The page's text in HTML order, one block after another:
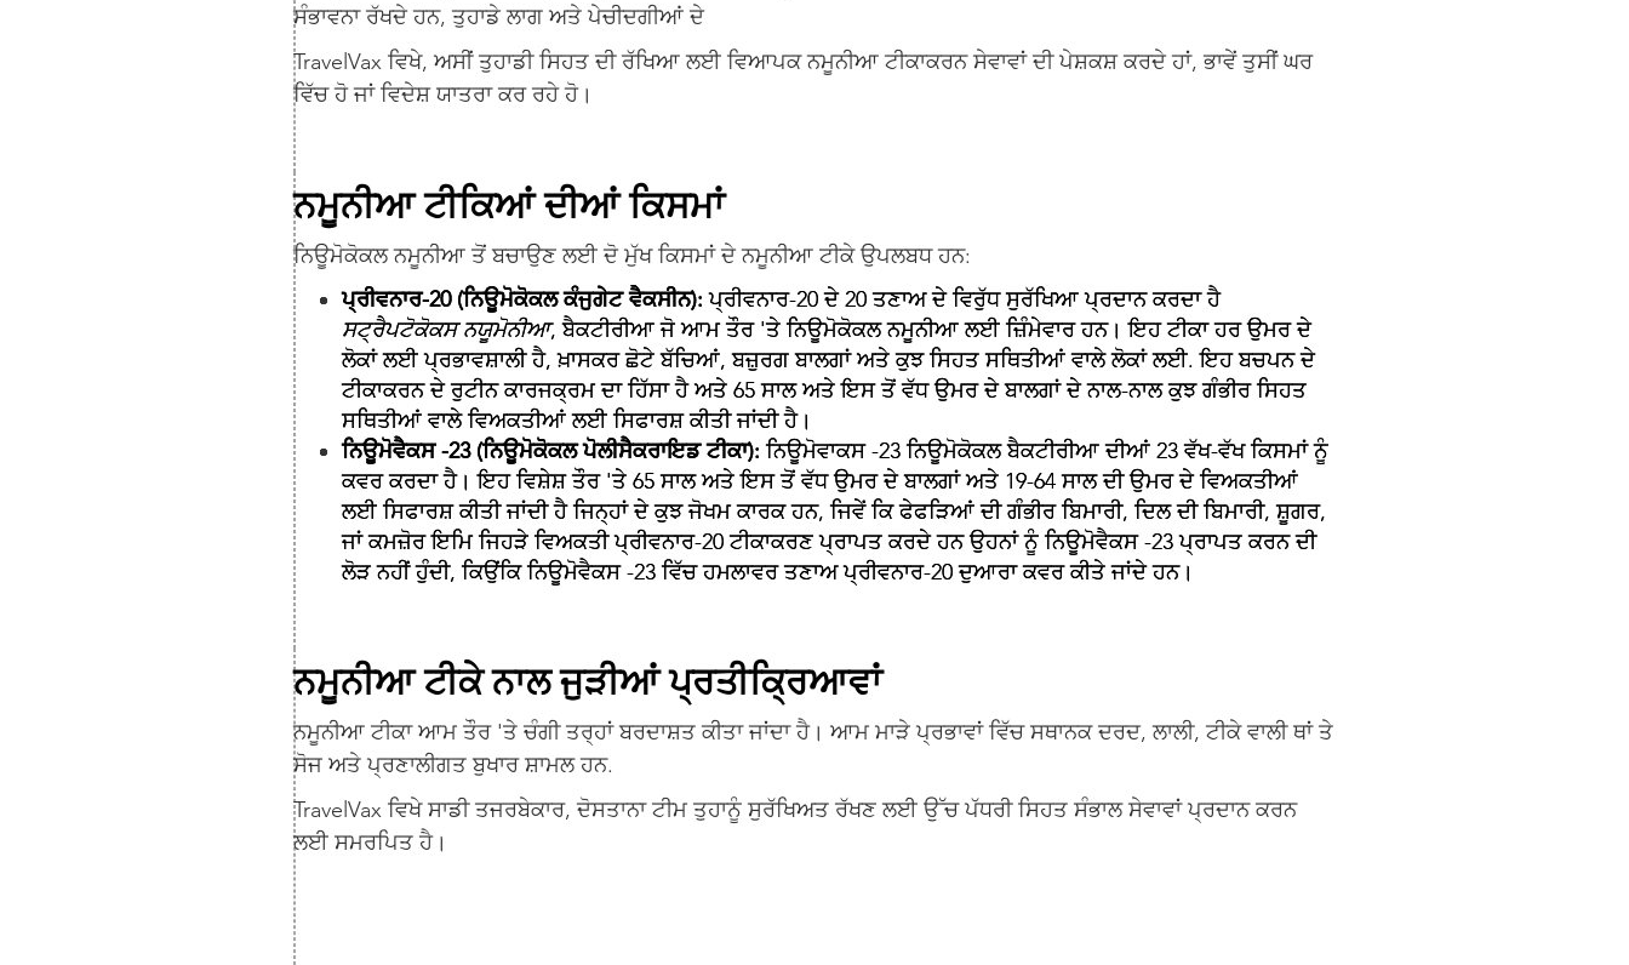
ਸੰਭਾਵਨਾ ਰੱਖਦੇ ਹਨ, ਤੁਹਾਡੇ ਲਾਗ ਅਤੇ ਪੇਚੀਦਗੀਆਂ ਦੇ
TravelVax ਵਿਖੇ, ਅਸੀਂ ਤੁਹਾਡੀ ਸਿਹਤ ਦੀ ਰੱਖਿਆ ਲਈ ਵਿਆਪਕ ਨਮੂਨੀਆ ਟੀਕਾਕਰਨ ਸੇਵਾਵਾਂ ਦੀ ਪੇਸ਼ਕਸ਼ ਕਰਦੇ ਹਾਂ, ਭਾਵੇਂ ਤੁਸੀਂ ਘਰ
ਵਿੱਚ ਹੋ ਜਾਂ ਵਿਦੇਸ਼ ਯਾਤਰਾ ਕਰ ਰਹੇ ਹੋ।
ਨਮੂਨੀਆ ਟੀਕਿਆਂ ਦੀਆਂ ਕਿਸਮਾਂ
ਨਿਊਮੋਕੋਕਲ ਨਮੂਨੀਆ ਤੋਂ ਬਚਾਉਣ ਲਈ ਦੋ ਮੁੱਖ ਕਿਸਮਾਂ ਦੇ ਨਮੂਨੀਆ ਟੀਕੇ ਉਪਲਬਧ ਹਨ:
ਪ੍ਰੀਵਨਾਰ-20 (ਨਿਊਮੋਕੋਕਲ ਕੰਜੁਗੇਟ ਵੈਕਸੀਨ): ਪ੍ਰੀਵਨਾਰ-20 ਦੇ 20 ਤਣਾਅ ਦੇ ਵਿਰੁੱਧ ਸੁਰੱਖਿਆ ਪ੍ਰਦਾਨ ਕਰਦਾ ਹੈ
ਸਟ੍ਰੈਪਟੋਕੋਕਸ ਨਯੂਮੋਨੀਆ, ਬੈਕਟੀਰੀਆ ਜੋ ਆਮ ਤੌਰ 'ਤੇ ਨਿਊਮੋਕੋਕਲ ਨਮੂਨੀਆ ਲਈ ਜ਼ਿੰਮੇਵਾਰ ਹਨ। ਇਹ ਟੀਕਾ ਹਰ ਉਮਰ ਦੇ
ਲੋਕਾਂ ਲਈ ਪ੍ਰਭਾਵਸ਼ਾਲੀ ਹੈ, ਖ਼ਾਸਕਰ ਛੋਟੇ ਬੱਚਿਆਂ, ਬਜ਼ੁਰਗ ਬਾਲਗਾਂ ਅਤੇ ਕੁਝ ਸਿਹਤ ਸਥਿਤੀਆਂ ਵਾਲੇ ਲੋਕਾਂ ਲਈ. ਇਹ ਬਚਪਨ ਦੇ
ਟੀਕਾਕਰਨ ਦੇ ਰੁਟੀਨ ਕਾਰਜਕ੍ਰਮ ਦਾ ਹਿੱਸਾ ਹੈ ਅਤੇ 65 ਸਾਲ ਅਤੇ ਇਸ ਤੋਂ ਵੱਧ ਉਮਰ ਦੇ ਬਾਲਗਾਂ ਦੇ ਨਾਲ-ਨਾਲ ਕੁਝ ਗੰਭੀਰ ਸਿਹਤ
ਸਥਿਤੀਆਂ ਵਾਲੇ ਵਿਅਕਤੀਆਂ ਲਈ ਸਿਫਾਰਸ਼ ਕੀਤੀ ਜਾਂਦੀ ਹੈ।
ਨਿਊਮੋਵੈਕਸ -23 (ਨਿਊਮੋਕੋਕਲ ਪੋਲੀਸੈਕਰਾਇਡ ਟੀਕਾ): ਨਿਊਮੋਵਾਕਸ -23 ਨਿਊਮੋਕੋਕਲ ਬੈਕਟੀਰੀਆ ਦੀਆਂ 23 ਵੱਖ-ਵੱਖ ਕਿਸਮਾਂ ਨੂੰ
ਕਵਰ ਕਰਦਾ ਹੈ। ਇਹ ਵਿਸ਼ੇਸ਼ ਤੌਰ 'ਤੇ 65 ਸਾਲ ਅਤੇ ਇਸ ਤੋਂ ਵੱਧ ਉਮਰ ਦੇ ਬਾਲਗਾਂ ਅਤੇ 19-64 ਸਾਲ ਦੀ ਉਮਰ ਦੇ ਵਿਅਕਤੀਆਂ
ਲਈ ਸਿਫਾਰਸ਼ ਕੀਤੀ ਜਾਂਦੀ ਹੈ ਜਿਨ੍ਹਾਂ ਦੇ ਕੁਝ ਜੋਖਮ ਕਾਰਕ ਹਨ, ਜਿਵੇਂ ਕਿ ਫੇਫੜਿਆਂ ਦੀ ਗੰਭੀਰ ਬਿਮਾਰੀ, ਦਿਲ ਦੀ ਬਿਮਾਰੀ, ਸ਼ੂਗਰ,
ਜਾਂ ਕਮਜ਼ੋਰ ਇਮਿ ਜਿਹੜੇ ਵਿਅਕਤੀ ਪ੍ਰੀਵਨਾਰ-20 ਟੀਕਾਕਰਣ ਪ੍ਰਾਪਤ ਕਰਦੇ ਹਨ ਉਹਨਾਂ ਨੂੰ ਨਿਊਮੋਵੈਕਸ -23 ਪ੍ਰਾਪਤ ਕਰਨ ਦੀ
ਲੋੜ ਨਹੀਂ ਹੁੰਦੀ, ਕਿਉਂਕਿ ਨਿਊਮੋਵੈਕਸ -23 ਵਿੱਚ ਹਮਲਾਵਰ ਤਣਾਅ ਪ੍ਰੀਵਨਾਰ-20 ਦੁਆਰਾ ਕਵਰ ਕੀਤੇ ਜਾਂਦੇ ਹਨ।
ਨਮੂਨੀਆ ਟੀਕੇ ਨਾਲ ਜੁੜੀਆਂ ਪ੍ਰਤੀਕ੍ਰਿਆਵਾਂ
ਨਮੂਨੀਆ ਟੀਕਾ ਆਮ ਤੌਰ 'ਤੇ ਚੰਗੀ ਤਰ੍ਹਾਂ ਬਰਦਾਸ਼ਤ ਕੀਤਾ ਜਾਂਦਾ ਹੈ। ਆਮ ਮਾੜੇ ਪ੍ਰਭਾਵਾਂ ਵਿੱਚ ਸਥਾਨਕ ਦਰਦ, ਲਾਲੀ, ਟੀਕੇ ਵਾਲੀ ਥਾਂ ਤੇ
ਸੋਜ ਅਤੇ ਪ੍ਰਣਾਲੀਗਤ ਬੁਖਾਰ ਸ਼ਾਮਲ ਹਨ.
TravelVax ਵਿਖੇ ਸਾਡੀ ਤਜਰਬੇਕਾਰ, ਦੋਸਤਾਨਾ ਟੀਮ ਤੁਹਾਨੂੰ ਸੁਰੱਖਿਅਤ ਰੱਖਣ ਲਈ ਉੱਚ ਪੱਧਰੀ ਸਿਹਤ ਸੰਭਾਲ ਸੇਵਾਵਾਂ ਪ੍ਰਦਾਨ ਕਰਨ
ਲਈ ਸਮਰਪਿਤ ਹੈ।